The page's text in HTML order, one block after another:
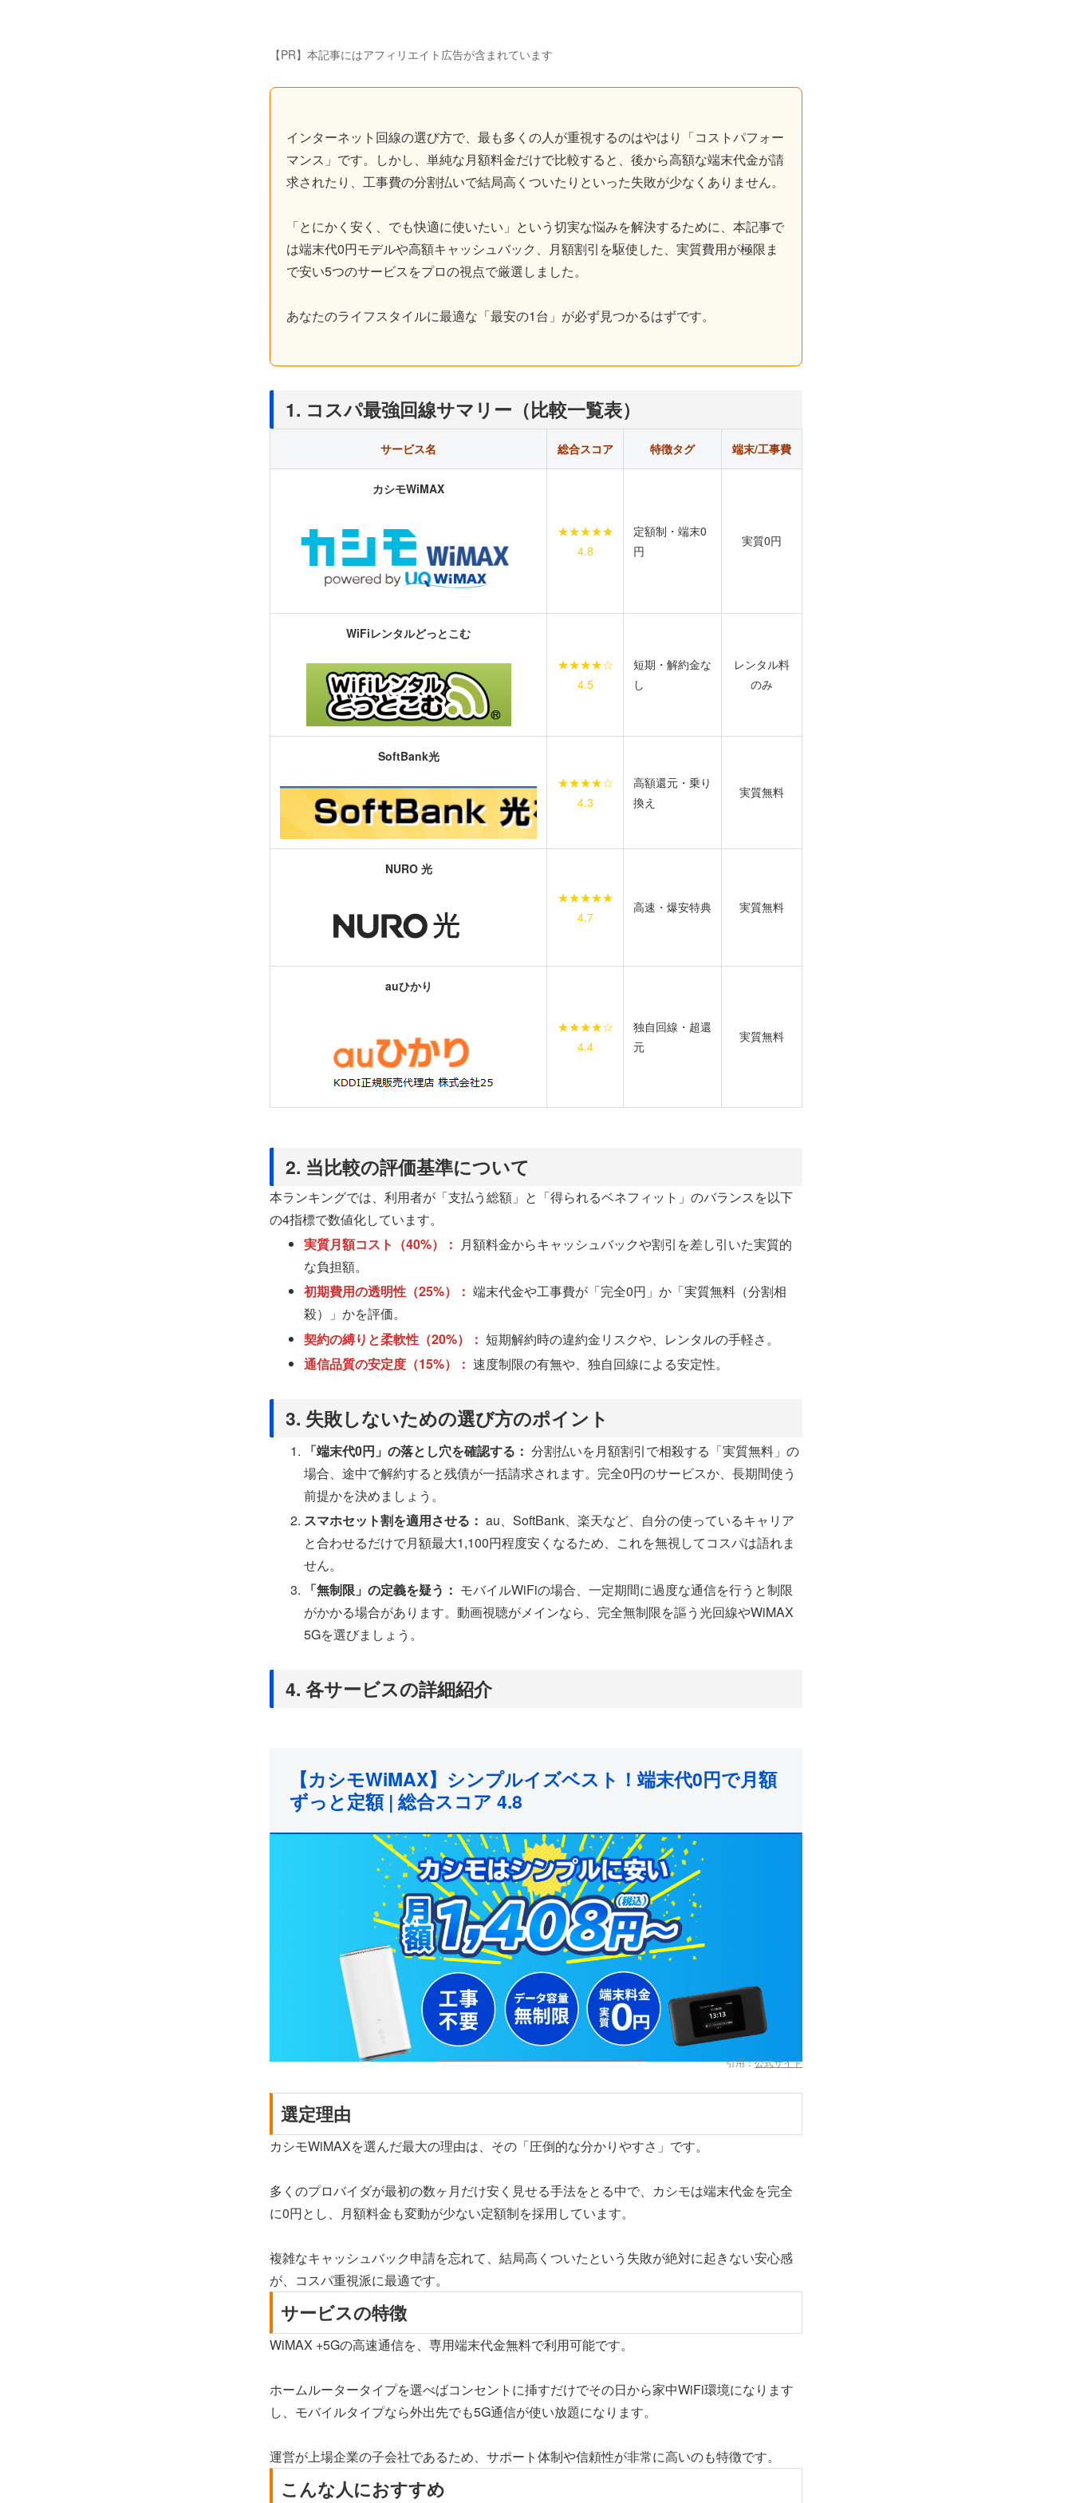
【PR】本記事にはアフィリエイト広告が含まれています
インターネット回線の選び方で、最も多くの人が重視するのはやはり「コストパフォー
マンス」です。しかし、単純な月額料金だけで比較すると、後から高額な端末代金が請
求されたり、工事費の分割払いで結局高くついたりといった失敗が少なくありません。
「とにかく安く、でも快適に使いたい」という切実な悩みを解決するために、本記事で
は端末代0円モデルや高額キャッシュバック、月額割引を駆使した、実質費用が極限ま
で安い5つのサービスをプロの視点で厳選しました。
あなたのライフスタイルに最適な「最安の1台」が必ず見つかるはずです。
1. コスパ最強回線サマリー（比較一覧表）
サービス名 総合スコア 特徴タグ 端末/工事費
カシモWiMAX
★★★★★
4.8
定額制・端末0
円
実質0円
WiFiレンタルどっとこむ
★★★★☆
4.5
短期・解約金な
し
レンタル料
のみ
SoftBank光
★★★★☆
4.3
高額還元・乗り
換え
実質無料
NURO 光
★★★★★
4.7
高速・爆安特典 実質無料
auひかり
★★★★☆
4.4
独自回線・超還
元
実質無料
2. 当比較の評価基準について
本ランキングでは、利用者が「支払う総額」と「得られるベネフィット」のバランスを以下
の4指標で数値化しています。
実質月額コスト（40%）： 月額料金からキャッシュバックや割引を差し引いた実質的
な負担額。
初期費用の透明性（25%）： 端末代金や工事費が「完全0円」か「実質無料（分割相
殺）」かを評価。
契約の縛りと柔軟性（20%）： 短期解約時の違約金リスクや、レンタルの手軽さ。
通信品質の安定度（15%）： 速度制限の有無や、独自回線による安定性。
3. 失敗しないための選び方のポイント
「端末代0円」の落とし穴を確認する： 分割払いを月額割引で相殺する「実質無料」の
場合、途中で解約すると残債が一括請求されます。完全0円のサービスか、長期間使う
前提かを決めましょう。
スマホセット割を適用させる： au、SoftBank、楽天など、自分の使っているキャリア
と合わせるだけで月額最大1,100円程度安くなるため、これを無視してコスパは語れま
せん。
「無制限」の定義を疑う： モバイルWiFiの場合、一定期間に過度な通信を行うと制限
がかかる場合があります。動画視聴がメインなら、完全無制限を謳う光回線やWiMAX
5Gを選びましょう。
4. 各サービスの詳細紹介
【カシモWiMAX】シンプルイズベスト！端末代0円で月額
ずっと定額 | 総合スコア 4.8
引用：公式サイト
選定理由
カシモWiMAXを選んだ最大の理由は、その「圧倒的な分かりやすさ」です。
多くのプロバイダが最初の数ヶ月だけ安く見せる手法をとる中で、カシモは端末代金を完全
に0円とし、月額料金も変動が少ない定額制を採用しています。
複雑なキャッシュバック申請を忘れて、結局高くついたという失敗が絶対に起きない安心感
が、コスパ重視派に最適です。
サービスの特徴
WiMAX +5Gの高速通信を、専用端末代金無料で利用可能です。
ホームルータータイプを選べばコンセントに挿すだけでその日から家中WiFi環境になります
し、モバイルタイプなら外出先でも5G通信が使い放題になります。
運営が上場企業の子会社であるため、サポート体制や信頼性が非常に高いのも特徴です。
こんな人におすすめ